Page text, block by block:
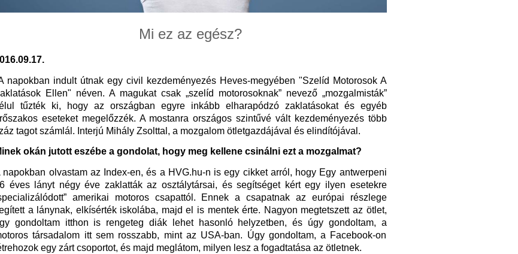
Mi ez az egész?
napokban indult útnak egy civil kezdeményezés Heves-megyében "Szelíd Motorosok A
Ellen" néven. A magukat csak „szelíd motorosoknak” nevező „mozgalmisták”
tűzték ki, hogy az országban egyre inkább elharapódzó zaklatásokat és egyéb
eseteket megelőzzék. A mostanra országos szintűvé vált kezdeményezés több
tagot számlál. Interjú Mihály Zsolttal, a mozgalom ötletgazdájával és elindítójával.
okán jutott eszébe a gondolat, hogy meg kellene csinálni ezt a mozgalmat?
napokban olvastam az Index-en, és a HVG.hu-n is egy cikket arról, hogy Egy antwerpeni
éves lányt négy éve zaklatták az osztálytársai, és segítséget kért egy ilyen esetekre
amerikai motoros csapattól. Ennek a csapatnak az európai részlege
a lánynak, elkísérték iskolába, majd el is mentek érte. Nagyon megtetszett az ötlet,
gondoltam itthon is rengeteg diák lehet hasonló helyzetben, és úgy gondoltam, a
társadalom itt sem rosszabb, mint az USA-ban. Úgy gondoltam, a Facebook-on
egy zárt csoportot, és majd meglátom, milyen lesz a fogadtatása az ötletnek.